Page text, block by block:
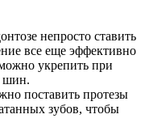
непросто ставить
все еще эффективно
укрепить при
шин.
поставить протезы
зубов, чтобы